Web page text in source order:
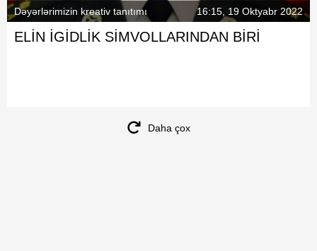
Dəyərlərimizin kreativ tanıtımı 16:15, 19 Oktyabr 2022
ELİN İGİDLİK SİMVOLLARINDAN BİRİ
Daha çox